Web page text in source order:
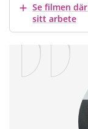
Visa merSe filmen
sitt arbete